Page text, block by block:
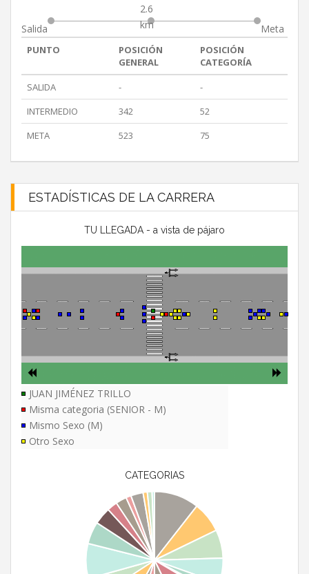
Salida
2.6
km
Meta
PUNTO
POSICIÓN
GENERAL
POSICIÓN
CATEGORÍA
SALIDA
-
-
INTERMEDIO
342
52
META
523 75
ESTADÍSTICAS DE LA CARRERA
TU LLEGADA - a vista de pájaro
JUAN JIMÉNEZ TRILLO
Misma categoria (SENIOR - M)
Mismo Sexo (M)
Otro Sexo
CATEGORIAS